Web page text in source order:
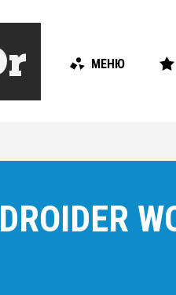
МЕНЮ
DROIDER